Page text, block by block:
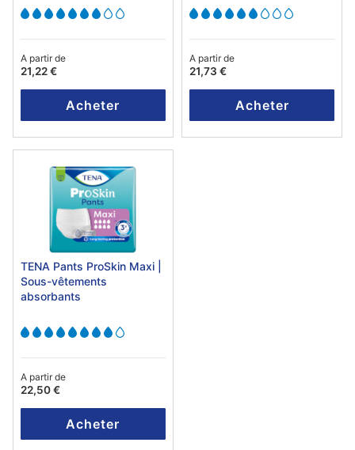
A partir de
21,22 €
Acheter
A partir de
21,73 €
Acheter
TENA Pants ProSkin Maxi |
Sous-vêtements
absorbants
A partir de
22,50 €
Acheter